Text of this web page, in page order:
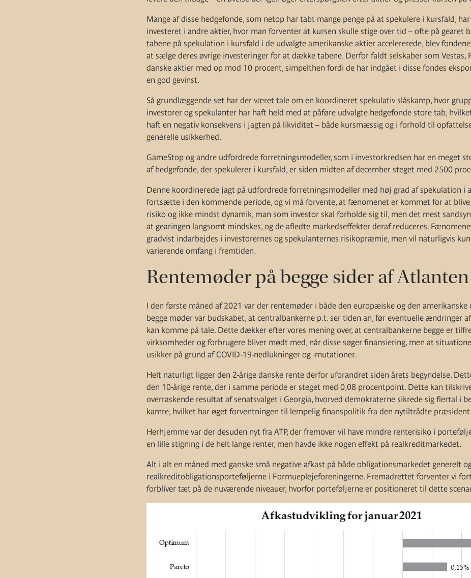
Mange af disse hedgefonde, som netop har tabt mange penge på at spekulere i kursfald,
investeret i andre aktier, hvor man forventer at kursen skulle stige over tid – ofte på gearet
tabene på spekulation i kursfald i de udvalgte amerikanske aktier accelererede, blev
at sælge deres øvrige investeringer for at dække tabene. Derfor faldt selskaber som Vestas,
danske aktier med op mod 10 procent, simpelthen fordi de har indgået i disse fondes
en god gevinst.
Så grundlæggende set har der været tale om en koordineret spekulativ slåskamp, hvor
investorer og spekulanter har haft held med at påføre udvalgte hedgefonde store tab,
haft en negativ konsekvens i jagten på likviditet – både kursmæssig og i forhold til
generelle usikkerhed.
GameStop og andre udfordrede forretningsmodeller, som i investorkredsen har en meget
af hedgefonde, der spekulerer i kursfald, er siden midten af december steget med 2500
Denne koordinerede jagt på udfordrede forretningsmodeller med høj grad af spekulation i
fortsætte i den kommende periode, og vi må forvente, at fænomenet er kommet for at
risiko og ikke mindst dynamik, man som investor skal forholde sig til, men det mest
at gearingen langsomt mindskes, og de afledte markedseffekter deraf reduceres.
gradvist indarbejdes i investorernes og spekulanternes risikopræmie, men vil naturligvis
varierende omfang i fremtiden.
Rentemøder på begge sider af Atlanten
I den første måned af 2021 var der rentemøder i både den europæiske og den amerikanske
begge møder var budskabet, at centralbankerne p.t. ser tiden an, før eventuelle ændringer
kan komme på tale. Dette dækker efter vores mening over, at centralbankerne begge er
virksomheder og forbrugere bliver mødt med, når disse søger finansiering, men at
usikker på grund af COVID-19-nedlukninger og -mutationer.
Helt naturligt ligger den 2-årige danske rente derfor uforandret siden årets begyndelse.
den 10-årige rente, der i samme periode er steget med 0,08 procentpoint. Dette kan
overraskende resultat af senatsvalget i Georgia, hvorved demokraterne sikrede sig flertal i
kamre, hvilket har øget forventningen til lempelig finanspolitik fra den nytiltrådte præsident
Herhjemme var der desuden nyt fra ATP, der fremover vil have mindre renterisiko i
en lille stigning i de helt lange renter, men havde ikke nogen effekt på realkreditmarkedet.
Alt i alt en måned med ganske små negative afkast på både obligationsmarkedet generelt
realkreditobligationsporteføljerne i Formueplejeforeningerne. Fremadrettet forventer vi
forbliver tæt på de nuværende niveauer, hvorfor porteføljerne er positioneret til dette